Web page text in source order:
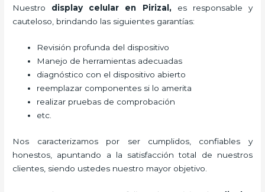
Nuestro display celular en Pirizal, es responsable y
cauteloso, brindando las siguientes garantías:
Revisión profunda del dispositivo
Manejo de herramientas adecuadas
diagnóstico con el dispositivo abierto
reemplazar componentes si lo amerita
realizar pruebas de comprobación
etc.
Nos caracterizamos por ser cumplidos, confiables y
honestos, apuntando a la satisfacción total de nuestros
clientes, siendo ustedes nuestro mayor objetivo.